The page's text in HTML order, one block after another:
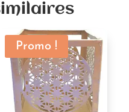
Promo !